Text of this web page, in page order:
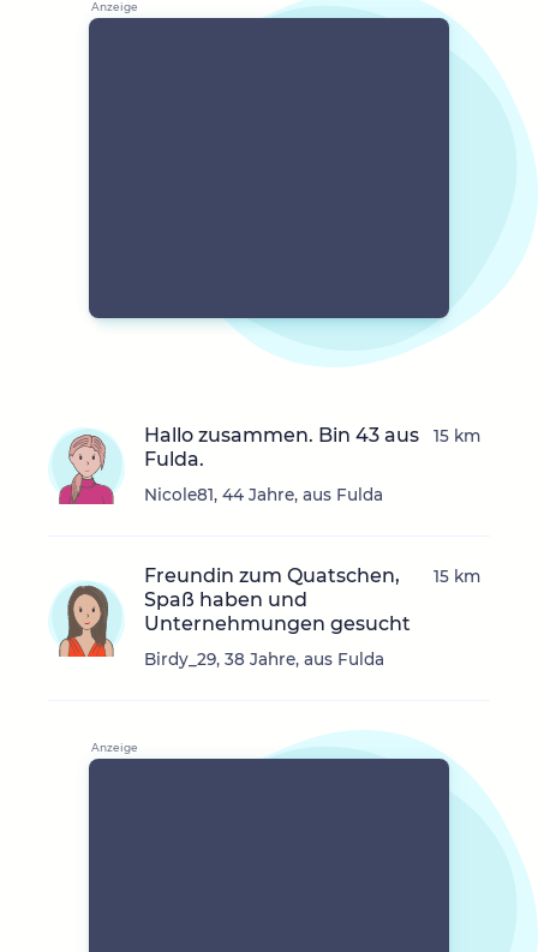
Hallo zusammen. Bin 43 aus
Fulda.
Nicole81, 44 Jahre, aus Fulda
15 km
Freundin zum Quatschen,
Spaß haben und
Unternehmungen gesucht
Birdy_29, 38 Jahre, aus Fulda
15 km